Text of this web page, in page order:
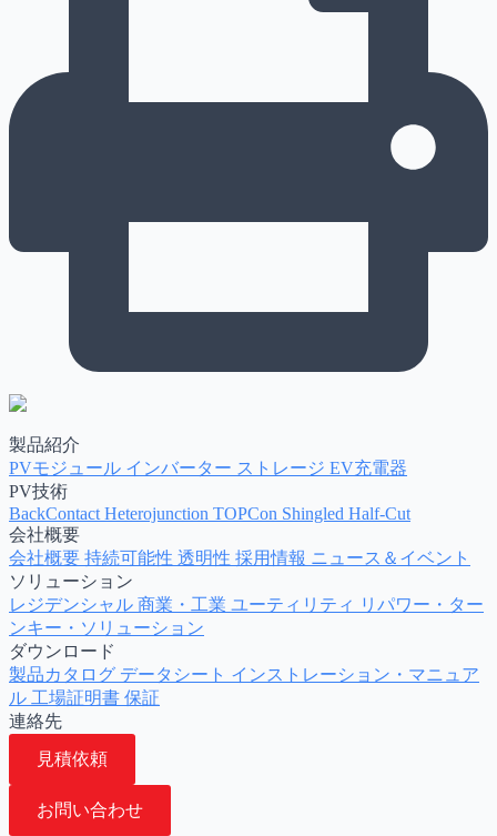
製品紹介
PVモジュール インバーター ストレージ EV充電器
PV技術
BackContact Heterojunction TOPCon Shingled Half-Cut
会社概要
会社概要 持続可能性 透明性 採用情報 ニュース＆イベント
ソリューション
レジデンシャル 商業・工業 ユーティリティ リパワー・ター
ンキー・ソリューション
ダウンロード
製品カタログ データシート インストレーション・マニュア
ル 工場証明書 保証
連絡先
見積依頼
お問い合わせ